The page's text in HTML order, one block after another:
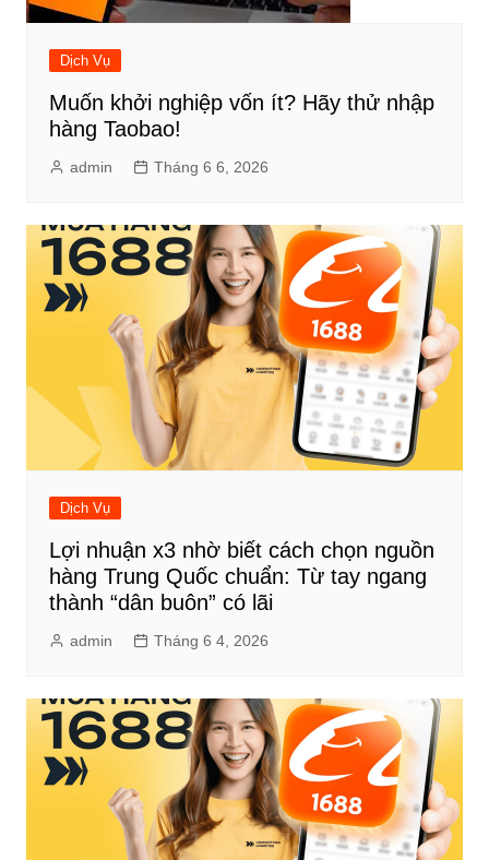
Dịch Vụ
Muốn khởi nghiệp vốn ít? Hãy thử nhập
hàng Taobao!
admin Tháng 6 6, 2026
Dịch Vụ
Lợi nhuận x3 nhờ biết cách chọn nguồn
hàng Trung Quốc chuẩn: Từ tay ngang
thành “dân buôn” có lãi
admin Tháng 6 4, 2026